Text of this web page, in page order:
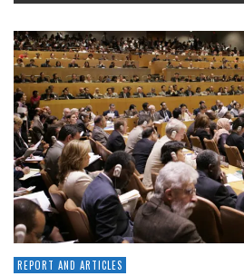
REPORT AND ARTICLES